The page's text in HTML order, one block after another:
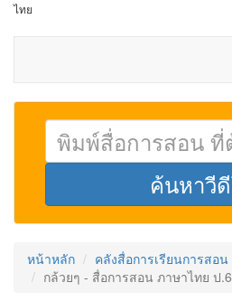
ไทย
หน้าหลัก คลังสื่อการเรียนการสอน
กล้วยๆ - สื่อการสอน ภาษาไทย ป.6